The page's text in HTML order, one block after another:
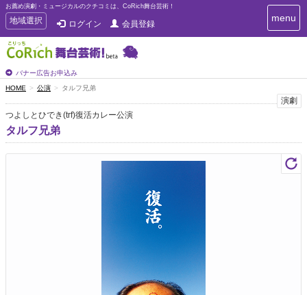
お薦め演劇・ミュージカルのクチコミは、CoRich舞台芸術！
T
o
g
g
e
n
a
v
i
g
地域選択 ログイン 会員登録
バナー広告お申込み
T
o
i
g
menu
HOME 公演 タルフ兄弟
演劇
つよしとひでき(trf)復活カレー公演
タルフ兄弟